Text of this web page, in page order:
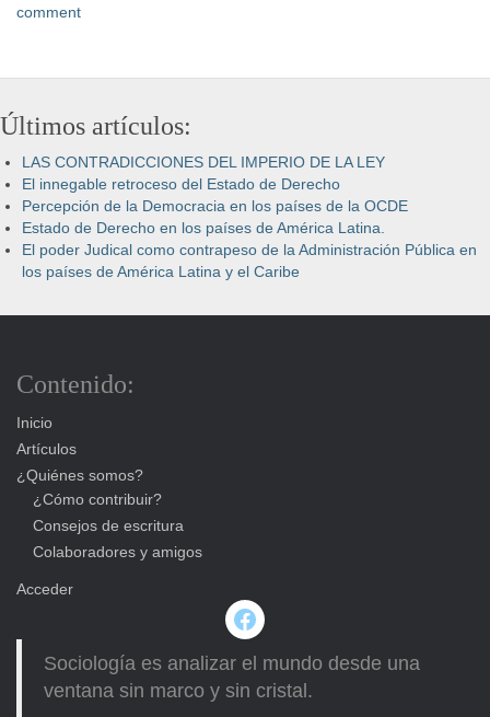
comment
Últimos artículos:
LAS CONTRADICCIONES DEL IMPERIO DE LA LEY
El innegable retroceso del Estado de Derecho
Percepción de la Democracia en los países de la OCDE
Estado de Derecho en los países de América Latina.
El poder Judical como contrapeso de la Administración Pública en
los países de América Latina y el Caribe
Contenido:
Inicio
Artículos
¿Quiénes somos?
¿Cómo contribuir?
Consejos de escritura
Colaboradores y amigos
Acceder
Facebook
Sociología es analizar el mundo desde una
ventana sin marco y sin cristal.